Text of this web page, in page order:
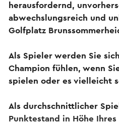
herausfordernd,
abwechslungsreich und
Golfplatz
Als Spieler werden Sie
Champion fühlen, wenn
spielen oder es vielleicht
Als durchschnittlicher
Punktestand in Höhe